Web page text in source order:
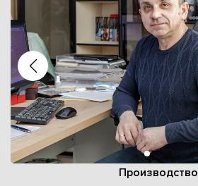
Производство